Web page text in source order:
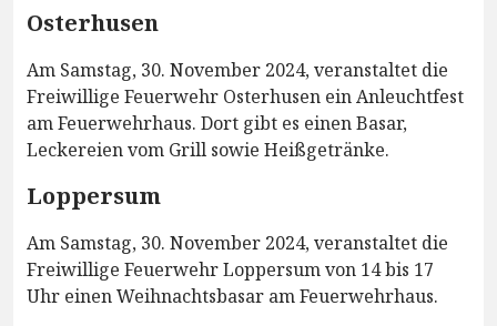
Osterhusen
Am Samstag, 30. November 2024, veranstaltet die
Freiwillige Feuerwehr Osterhusen ein Anleuchtfest
am Feuerwehrhaus. Dort gibt es einen Basar,
Leckereien vom Grill sowie Heißgetränke.
Loppersum
Am Samstag, 30. November 2024, veranstaltet die
Freiwillige Feuerwehr Loppersum von 14 bis 17
Uhr einen Weihnachtsbasar am Feuerwehrhaus.